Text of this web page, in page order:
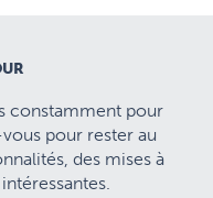
constamment pour
pour rester au
des mises à